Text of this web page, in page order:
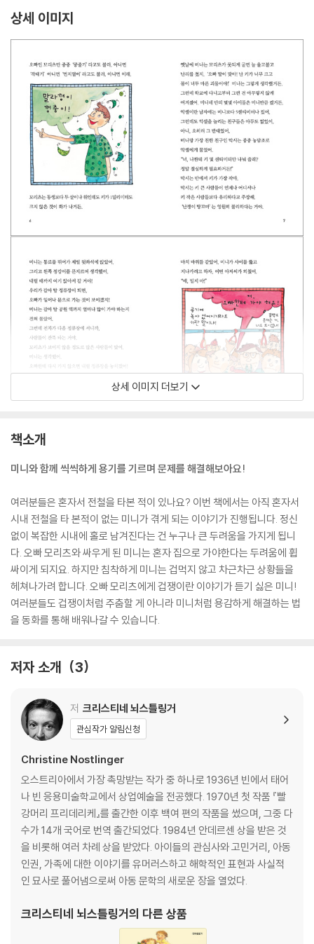
상세 이미지
상세 이미지 더보기
책소개
미니와 함께 씩씩하게 용기를 기르며 문제를 해결해보아요!
여러분들은 혼자서 전철을 타본 적이 있나요? 이번 책에서는 아직 혼자서
시내 전철을 타 본적이 없는 미니가 겪게 되는 이야기가 진행됩니다. 정신
없이 복잡한 시내에 홀로 남겨진다는 건 누구나 큰 두려움을 가지게 됩니
다. 오빠 모리츠와 싸우게 된 미니는 혼자 집으로 가야한다는 두려움에 휩
싸이게 되지요. 하지만 침착하게 미니는 겁먹지 않고 차근차근 상황들을
헤쳐나가려 합니다. 오빠 모리츠에게 겁쟁이란 이야기가 듣기 싫은 미니!
여러분들도 겁쟁이처럼 주춤할 게 아니라 미니처럼 용감하게 해결하는 법
을 동화를 통해 배워나갈 수 있습니다.
저자 소개 3
저 크리스티네 뇌스틀링거
관심작가 알림신청
Christine Nostlinger
오스트리아에서 가장 촉망받는 작가 중 하나로 1936년 빈에서 태어
나 빈 응용미술학교에서 상업예술을 전공했다. 1970년 첫 작품 『빨
강머리 프리데리케』를 출간한 이후 백여 편의 작품을 썼으며, 그중 다
수가 14개 국어로 번역 출간되었다. 1984년 안데르센 상을 받은 것
을 비롯해 여러 차례 상을 받았다. 아이들의 관심사와 고민거리, 아동
인권, 가족에 대한 이야기를 유머러스하고 해학적인 표현과 사실적
인 묘사로 풀어냄으로써 아동 문학의 새로운 장을 열었다.
크리스티네 뇌스틀링거의 다른 상품